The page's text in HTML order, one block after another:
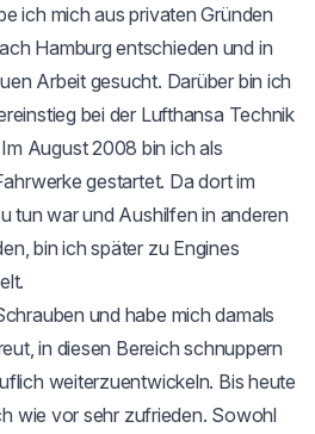
ich mich aus privaten Gründen
Hamburg entschieden und in
Arbeit gesucht. Darüber bin ich
bei der Lufthansa Technik
August 2008 bin ich als
gestartet. Da dort im
tun war und Aushilfen in anderen
bin ich später zu Engines
und habe mich damals
in diesen Bereich schnuppern
weiterzuentwickeln. Bis heute
wie vor sehr zufrieden. Sowohl